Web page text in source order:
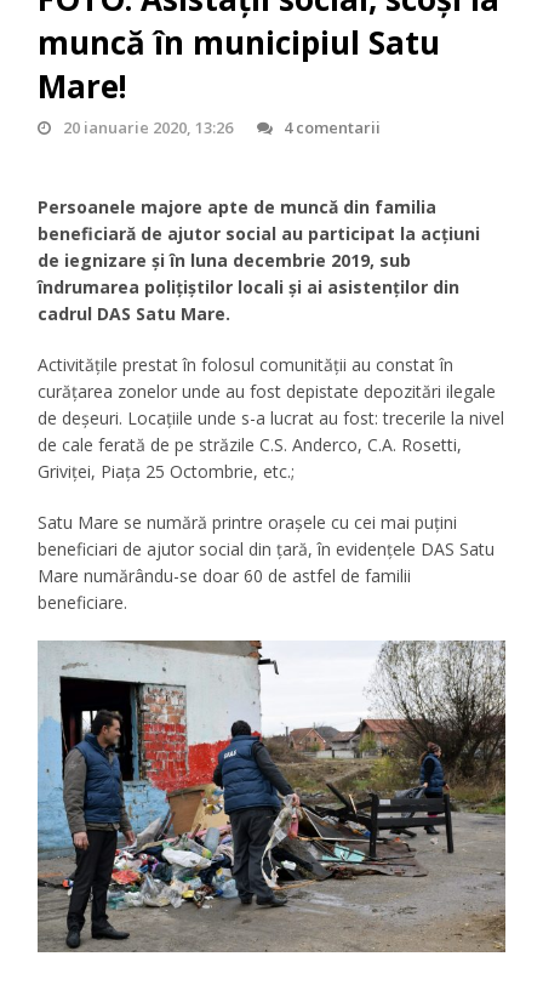
muncă în municipiul Satu
Mare!
20 ianuarie 2020, 13:26 4 comentarii
Persoanele majore apte de muncă din familia
beneficiară de ajutor social au participat la acțiuni
de iegnizare și în luna decembrie 2019, sub
îndrumarea polițiștilor locali și ai asistenților din
cadrul DAS Satu Mare.
Activităţile prestat în folosul comunităţii au constat în
curăţarea zonelor unde au fost depistate depozitări ilegale
de deşeuri. Locaţiile unde s-a lucrat au fost: trecerile la nivel
de cale ferată de pe străzile C.S. Anderco, C.A. Rosetti,
Griviței, Piața 25 Octombrie, etc.;
Satu Mare se numără printre orașele cu cei mai puțini
beneficiari de ajutor social din țară, în evidențele DAS Satu
Mare numărându-se doar 60 de astfel de familii
beneficiare.